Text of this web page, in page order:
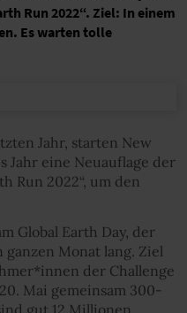
Run 2022“. Ziel: In einem
Es warten tolle
Jahr, starten New
Jahr eine Neuauflage der
Run 2022“, um den
Global Earth Day, der
Monat lang. Ziel
der Challenge
Mai gemeinsam 300-
gut 12 Millionen